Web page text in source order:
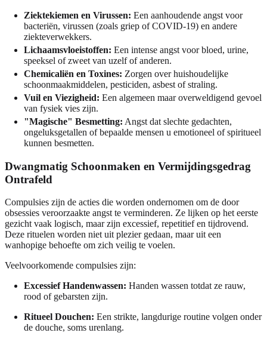
Ziektekiemen en Virussen: Een aanhoudende angst voor
bacteriën, virussen (zoals griep of COVID-19) en andere
ziekteverwekkers.
Lichaamsvloeistoffen: Een intense angst voor bloed, urine,
speeksel of zweet van uzelf of anderen.
Chemicaliën en Toxines: Zorgen over huishoudelijke
schoonmaakmiddelen, pesticiden, asbest of straling.
Vuil en Viezigheid: Een algemeen maar overweldigend gevoel
van fysiek vies zijn.
"Magische" Besmetting: Angst dat slechte gedachten,
ongeluksgetallen of bepaalde mensen u emotioneel of spiritueel
kunnen besmetten.
Dwangmatig Schoonmaken en Vermijdingsgedrag
Ontrafeld
Compulsies zijn de acties die worden ondernomen om de door
obsessies veroorzaakte angst te verminderen. Ze lijken op het eerste
gezicht vaak logisch, maar zijn excessief, repetitief en tijdrovend.
Deze rituelen worden niet uit plezier gedaan, maar uit een
wanhopige behoefte om zich veilig te voelen.
Veelvoorkomende compulsies zijn:
Excessief Handenwassen: Handen wassen totdat ze rauw,
rood of gebarsten zijn.
Ritueel Douchen: Een strikte, langdurige routine volgen onder
de douche, soms urenlang.